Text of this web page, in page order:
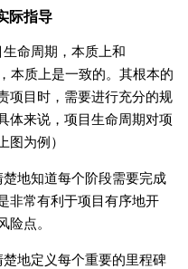
际指导
生命周期，本质上和
本质上是一致的。其根本的
项目时，需要进行充分的规
体来说，项目生命周期对项
图为例）
地知道每个阶段需要完成
非常有利于项目有序地开
险点。
地定义每个重要的里程碑